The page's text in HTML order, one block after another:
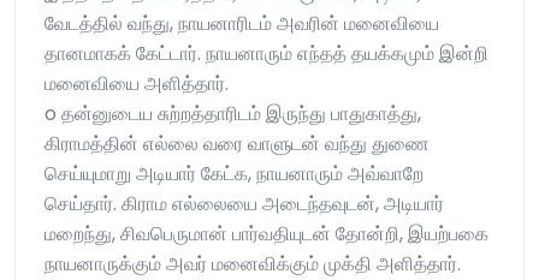
வேடத்தில் வந்து, நாயனாரிடம் அவரின் மனைவியை
தானமாகக் கேட்டார். நாயனாரும் எந்தத் தயக்கமும் இன்றி
மனைவியை அளித்தார்.
o தன்னுடைய சுற்றத்தாரிடம் இருந்து பாதுகாத்து,
கிராமத்தின் எல்லை வரை வாளுடன் வந்து துணை
செய்யுமாறு அடியார் கேட்க, நாயனாரும் அவ்வாறே
செய்தார். கிராம எல்லையை அடைந்தவுடன், அடியார்
மறைந்து, சிவபெருமான் பார்வதியுடன் தோன்றி, இயற்பகை
நாயனாருக்கும் அவர் மனைவிக்கும் முக்தி அளித்தார்.